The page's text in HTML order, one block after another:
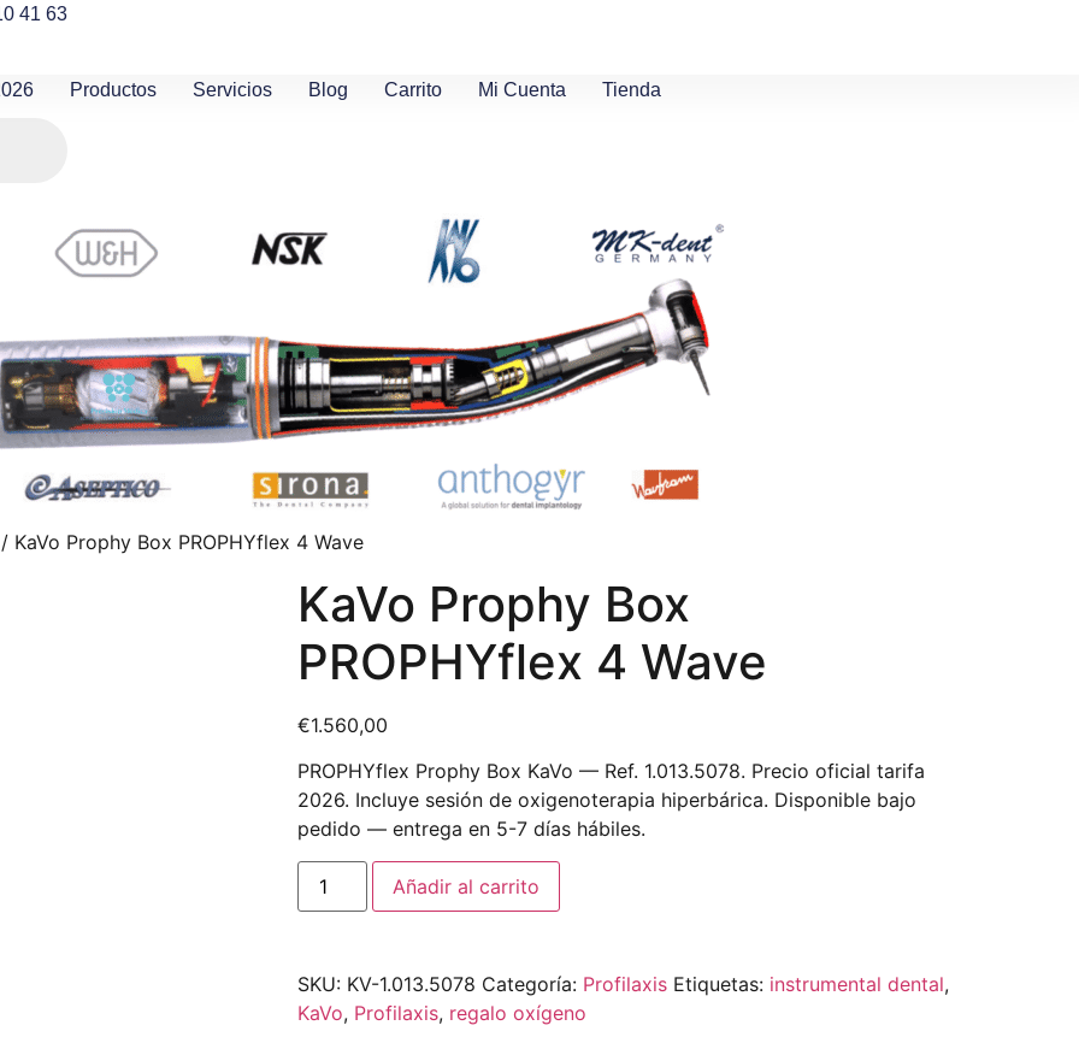
41 63
Productos Servicios Blog Carrito Mi Cuenta Tienda
/ KaVo Prophy Box PROPHYflex 4 Wave
KaVo Prophy Box
PROPHYflex 4 Wave
€1.560,00
PROPHYflex Prophy Box KaVo — Ref. 1.013.5078. Precio oficial tarifa
2026. Incluye sesión de oxigenoterapia hiperbárica. Disponible bajo
pedido — entrega en 5-7 días hábiles.
Añadir al carrito
SKU: KV-1.013.5078 Categoría: Profilaxis Etiquetas: instrumental dental,
KaVo, Profilaxis, regalo oxígeno